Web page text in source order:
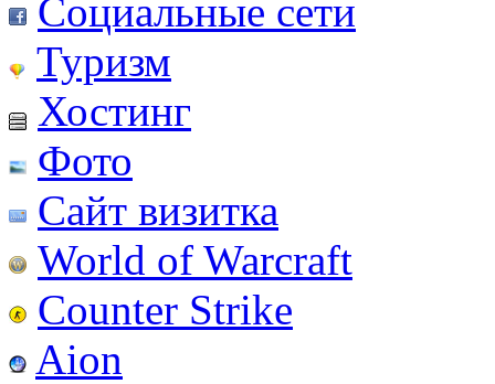
Социальные сети
Туризм
Хостинг
Фото
Сайт визитка
World of Warcraft
Counter Strike
Aion